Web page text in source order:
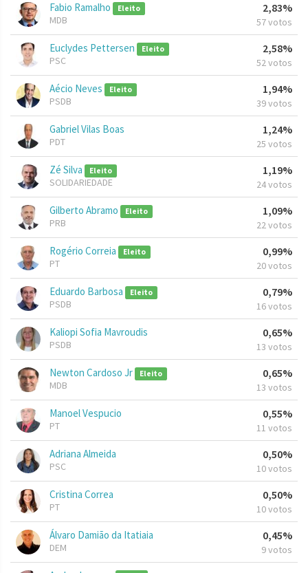
Fabio Ramalho Eleito
MDB
2,83%
57 votos
Euclydes Pettersen Eleito
PSC
2,58%
52 votos
Aécio Neves Eleito
PSDB
1,94%
39 votos
Gabriel Vilas Boas
PDT
1,24%
25 votos
Zé Silva Eleito
SOLIDARIEDADE
1,19%
24 votos
Gilberto Abramo Eleito
PRB
1,09%
22 votos
Rogério Correia Eleito
PT
0,99%
20 votos
Eduardo Barbosa Eleito
PSDB
0,79%
16 votos
Kaliopi Sofia Mavroudis
PSDB
0,65%
13 votos
Newton Cardoso Jr Eleito
MDB
0,65%
13 votos
Manoel Vespucio
PT
0,55%
11 votos
Adriana Almeida
PSC
0,50%
10 votos
Cristina Correa
PT
0,50%
10 votos
Álvaro Damião da Itatiaia
DEM
0,45%
9 votos